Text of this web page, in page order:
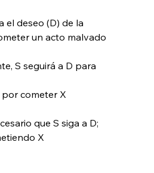
el deseo (D) de la
un acto malvado
S seguirá a D para
por cometer X
que S siga a D;
X